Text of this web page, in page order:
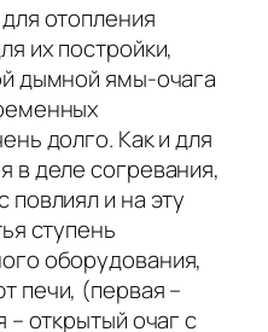
отопления
их постройки,
дымной ямы-очага
долго. Как и для
в деле согревания,
повлиял и на эту
ступень
оборудования,
печи, (первая –
– открытый очаг с